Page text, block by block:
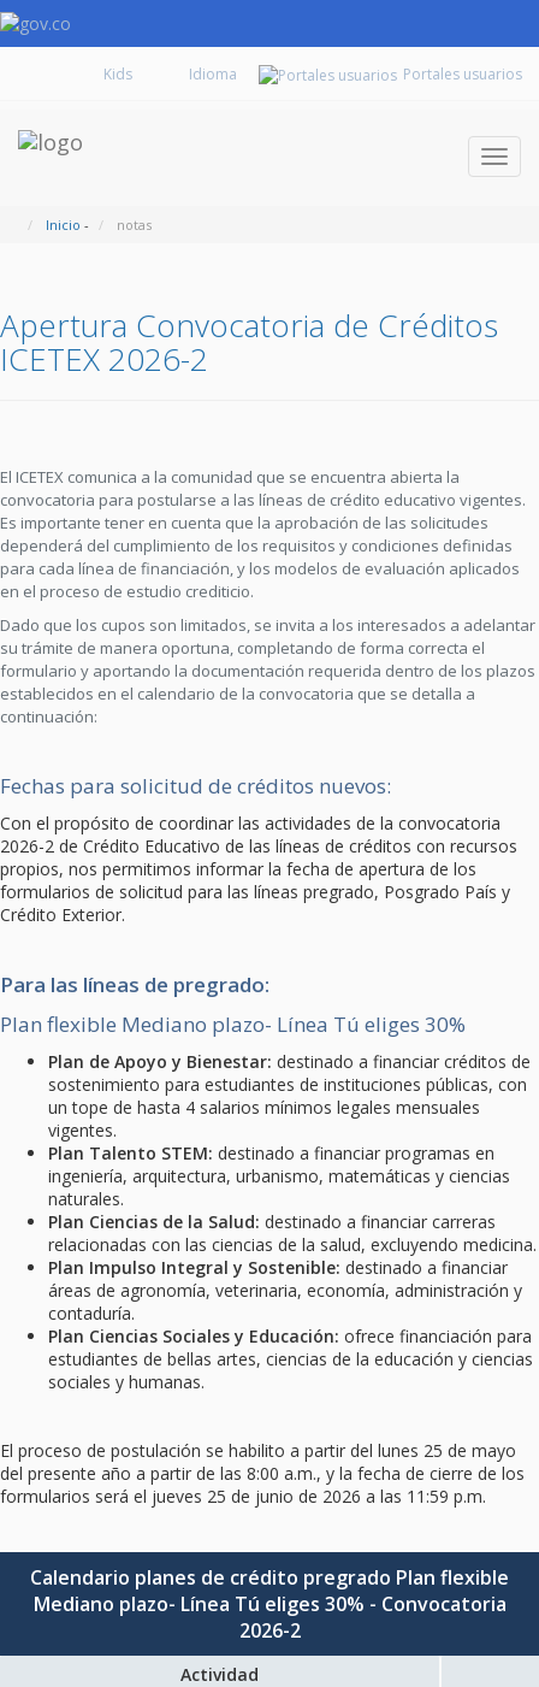
Kids Portales usuarios
Inicio - notas
Apertura Convocatoria de Créditos
ICETEX 2026-2
El ICETEX comunica a la comunidad que se encuentra abierta la
convocatoria para postularse a las líneas de crédito educativo vigentes.
Es importante tener en cuenta que la aprobación de las solicitudes
dependerá del cumplimiento de los requisitos y condiciones definidas
para cada línea de financiación, y los modelos de evaluación aplicados
en el proceso de estudio crediticio.
Dado que los cupos son limitados, se invita a los interesados a adelantar
su trámite de manera oportuna, completando de forma correcta el
formulario y aportando la documentación requerida dentro de los plazos
establecidos en el calendario de la convocatoria que se detalla a
continuación:
Fechas para solicitud de créditos nuevos:
Con el propósito de coordinar las actividades de la convocatoria
2026-2 de Crédito Educativo de las líneas de créditos con recursos
propios, nos permitimos informar la fecha de apertura de los
formularios de solicitud para las líneas pregrado, Posgrado País y
Crédito Exterior.
Para las líneas de pregrado:
Plan flexible Mediano plazo- Línea Tú eliges 30%
Plan de Apoyo y Bienestar: destinado a financiar créditos de
sostenimiento para estudiantes de instituciones públicas, con
un tope de hasta 4 salarios mínimos legales mensuales
vigentes.
Plan Talento STEM: destinado a financiar programas en
ingeniería, arquitectura, urbanismo, matemáticas y ciencias
naturales.
Plan Ciencias de la Salud: destinado a financiar carreras
relacionadas con las ciencias de la salud, excluyendo medicina.
Plan Impulso Integral y Sostenible: destinado a financiar
áreas de agronomía, veterinaria, economía, administración y
contaduría.
Plan Ciencias Sociales y Educación: ofrece financiación para
estudiantes de bellas artes, ciencias de la educación y ciencias
sociales y humanas.
El proceso de postulación se habilito a partir del lunes 25 de mayo
del presente año a partir de las 8:00 a.m., y la fecha de cierre de los
formularios será el jueves 25 de junio de 2026 a las 11:59 p.m.
Calendario planes de crédito pregrado Plan flexible
Mediano plazo- Línea Tú eliges 30% - Convocatoria
2026-2
Actividad